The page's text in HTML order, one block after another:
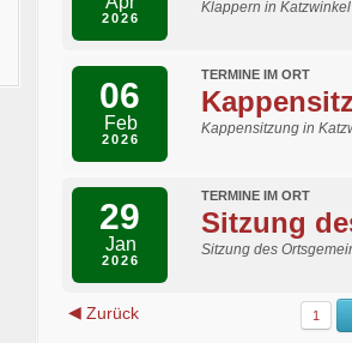
2026
Klappern in Katzwinkel
06
Feb
2026
TERMINE IM ORT
Kappensitzung in
29
Jan
2026
TERMINE IM ORT
Sitzung
Sitzung des
Zurück 1